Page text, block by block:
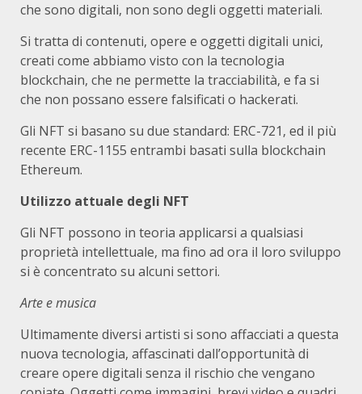
che sono digitali, non sono degli oggetti materiali.
Si tratta di contenuti, opere e oggetti digitali unici,
creati come abbiamo visto con la tecnologia
blockchain, che ne permette la tracciabilità, e fa si
che non possano essere falsificati o hackerati.
Gli NFT si basano su due standard: ERC-721, ed il più
recente ERC-1155 entrambi basati sulla blockchain
Ethereum.
Utilizzo attuale degli NFT
Gli NFT possono in teoria applicarsi a qualsiasi
proprietà intellettuale, ma fino ad ora il loro sviluppo
si è concentrato su alcuni settori.
Arte e musica
Ultimamente diversi artisti si sono affacciati a questa
nuova tecnologia, affascinati dall’opportunità di
creare opere digitali senza il rischio che vengano